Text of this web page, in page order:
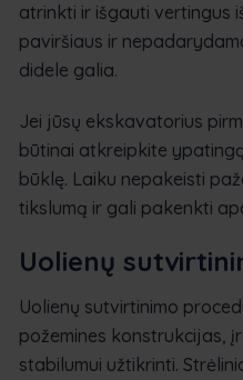
atrinkti ir išgauti vertingus
paviršiaus ir
didele galia.
Jei jūsų ekskavatorius
būtinai atkreipkite
būklę. Laiku nepakeisti
tikslumą ir gali pakenkti
Uolienų
Uolienų sutvirtinimo
požemines konstrukcijas,
stabilumui užtikrinti.